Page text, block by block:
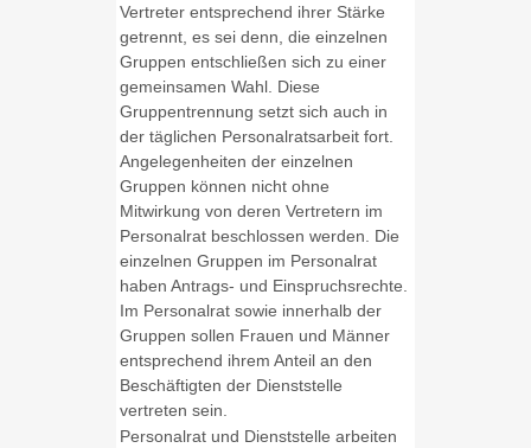
Vertreter entsprechend ihrer Stärke
getrennt, es sei denn, die einzelnen
Gruppen entschließen sich zu einer
gemeinsamen Wahl. Diese
Gruppentrennung setzt sich auch in
der täglichen Personalratsarbeit fort.
Angelegenheiten der einzelnen
Gruppen können nicht ohne
Mitwirkung von deren Vertretern im
Personalrat beschlossen werden. Die
einzelnen Gruppen im Personalrat
haben Antrags- und Einspruchsrechte.
Im Personalrat sowie innerhalb der
Gruppen sollen Frauen und Männer
entsprechend ihrem Anteil an den
Beschäftigten der Dienststelle
vertreten sein.
Personalrat und Dienststelle arbeiten